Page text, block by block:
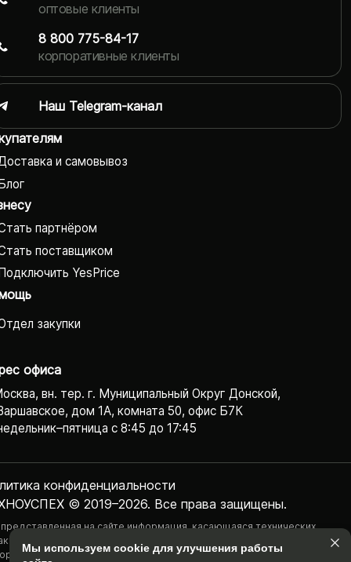
и самовывоз
партнёром
поставщиком
YesPrice
закупки
офиса
вн. тер. г. Муниципальный Округ Донской,
дом 1А, комната 50, офис Б7К
с 8:45 до 17:45
© 2019–2026. Все права защищены.
конфиденциаль­ности
на сайте информация, касающаяся технических
наличия на складе, стоимости товаров, носит
характер и ни при каких условиях не является публичной
оптовые клиенты
8 800 775-84-17
корпоративные клиенты
Наш Telegram-канал
Мы используем cookie для улучшения работы